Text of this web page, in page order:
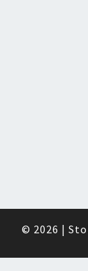
© 2026 |